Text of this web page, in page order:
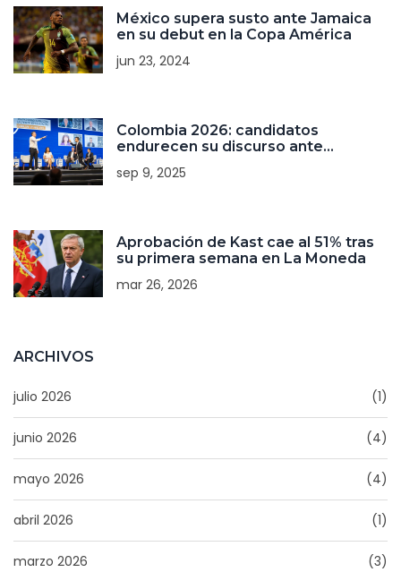
México supera susto ante Jamaica
en su debut en la Copa América
jun 23, 2024
Colombia 2026: candidatos
endurecen su discurso ante
sep 9, 2025
Aprobación de Kast cae al 51% tras
su primera semana en La Moneda
mar 26, 2026
ARCHIVOS
julio 2026 (1)
junio 2026 (4)
mayo 2026 (4)
abril 2026 (1)
marzo 2026 (3)